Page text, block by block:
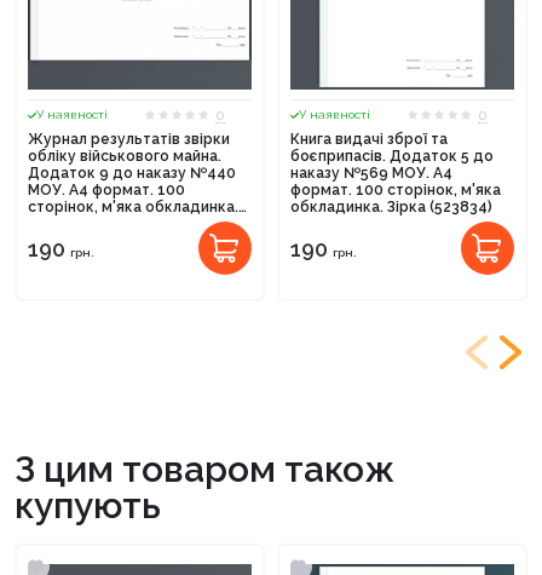
У наявності
0
Журнал результатів звірки
обліку військового майна.
Додаток 9 до наказу №440
МОУ. А4 формат. 100
сторінок, м'яка обкладинка.
190 грн.
У наявності
0
Книга видачі зброї та
боєприпасів. Додаток 5 до
наказу №569 МОУ. А4
формат. 100 сторінок, м'яка
обкладинка. Зірка (523834)
190 грн.
З цим товаром також
купують